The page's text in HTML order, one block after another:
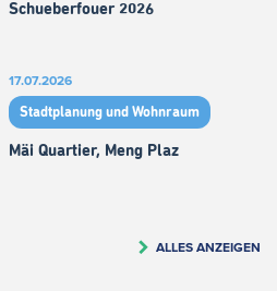
Schueberfouer 2026
17.07.2026
Stadtplanung und Wohnraum
Mäi Quartier, Meng Plaz
ALLES ANZEIGEN